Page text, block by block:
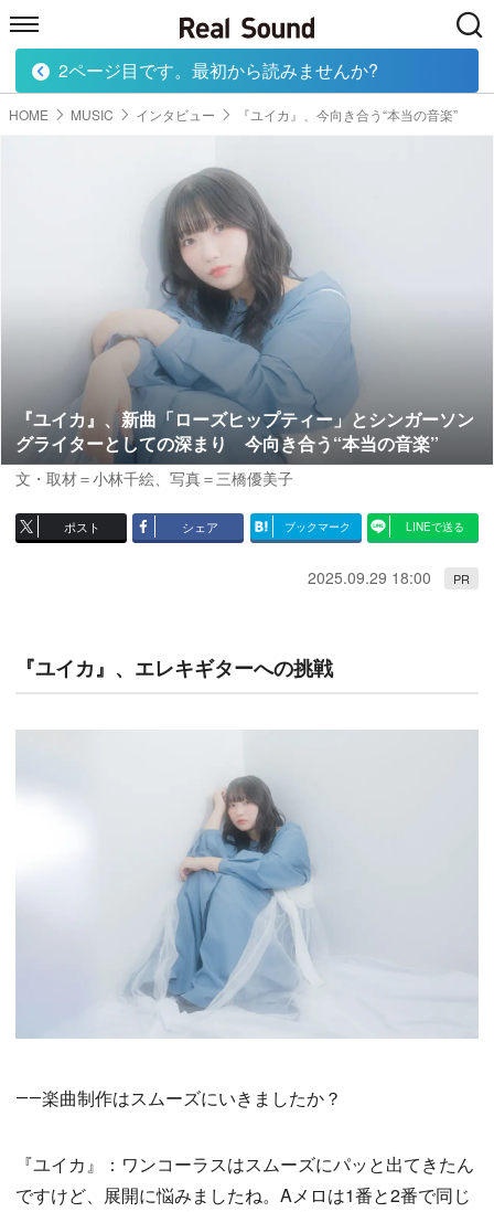
HOME MUSIC MOVIE TECH
HOME MUSIC インタビュー 『ユイカ』、今向き合う“本当の音楽”
『ユイカ』、新曲「ローズヒップティー」とシンガーソン
グライターとしての深まり 今向き合う“本当の音楽”
文・取材＝小林千絵、 写真＝三橋優美子
ポスト シェア ブックマーク LINEで送る
2025.09.29 18:00 PR
『ユイカ』、エレキギターへの挑戦
――楽曲制作はスムーズにいきましたか？
『ユイカ』：ワンコーラスはスムーズにパッと出てきたん
ですけど、展開に悩みましたね。Aメロは1番と2番で同じ
2ページ目です。最初から読みませんか?